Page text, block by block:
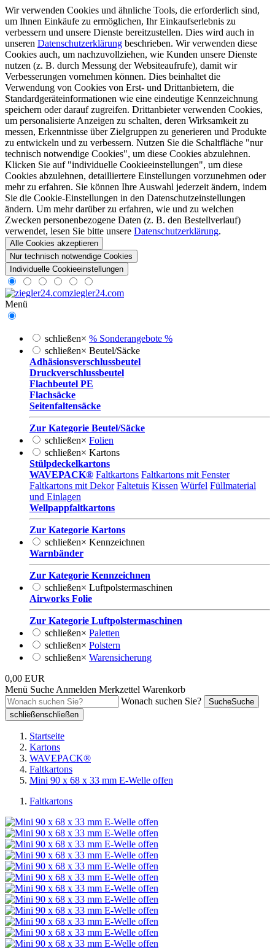
Wir verwenden Cookies und ähnliche Tools, die erforderlich sind,
um Ihnen Einkäufe zu ermöglichen, Ihr Einkaufserlebnis zu
verbessern und unsere Dienste bereitzustellen. Dies wird auch in
unseren Datenschutzerklärung beschrieben. Wir verwenden diese
Cookies auch, um nachzuvollziehen, wie Kunden unsere Dienste
nutzen (z. B. durch Messung der Websiteaufrufe), damit wir
Verbesserungen vornehmen können. Dies beinhaltet die
Verwendung von Cookies von Erst- und Drittanbietern, die
Standardgeräteinformationen wie eine eindeutige Kennzeichnung
speichern oder darauf zugreifen. Drittanbieter verwenden Cookies,
um personalisierte Anzeigen zu schalten, deren Wirksamkeit zu
messen, Erkenntnisse über Zielgruppen zu generieren und Produkte
zu entwickeln und zu verbessern. Nutzen Sie die Schaltfläche "nur
technisch notwendige Cookies", um diese Cookies abzulehnen.
Klicken Sie auf "individuelle Cookieeinstellungen", um diese
Cookies abzulehnen, detailliertere Einstellungen vorzunehmen oder
mehr zu erfahren. Sie können Ihre Auswahl jederzeit ändern, indem
Sie die Cookie-Einstellungen in den Datenschutzeinstellungen
ändern. Um mehr darüber zu erfahren, wie und zu welchen
Zwecken personenbezogene Daten (z. B. den Bestellverlauf)
verwendet, lesen Sie bitte unsere Datenschutzerklärung.
Alle Cookies akzeptieren
Nur technisch notwendige Cookies
Individuelle Cookieeinstellungen
ziegler24.com
Menü
schließen× % Sonderangebote %
schließen× Beutel/Säcke
Adhäsionsverschlussbeutel
Druckverschlussbeutel
Flachbeutel PE
Flachsäcke
Seitenfaltensäcke
Zur Kategorie Beutel/Säcke
schließen× Folien
schließen× Kartons
Stülpdeckelkartons
WAVEPACK® Faltkartons Faltkartons mit Fenster
Faltkartons mit Dekor Faltetuis Kissen Würfel Füllmaterial
und Einlagen
Wellpappfaltkartons
Zur Kategorie Kartons
schließen× Kennzeichnen
Warnbänder
Zur Kategorie Kennzeichnen
schließen× Luftpolstermaschinen
Airworks Folie
Zur Kategorie Luftpolstermaschinen
schließen× Paletten
schließen× Polstern
schließen× Warensicherung
0,00 EUR
Menü Suche Anmelden Merkzettel Warenkorb
Wonach suchen Sie?
SucheSuche
schließenschließen
Startseite
Kartons
WAVEPACK®
Faltkartons
Mini 90 x 68 x 33 mm E-Welle offen
Faltkartons